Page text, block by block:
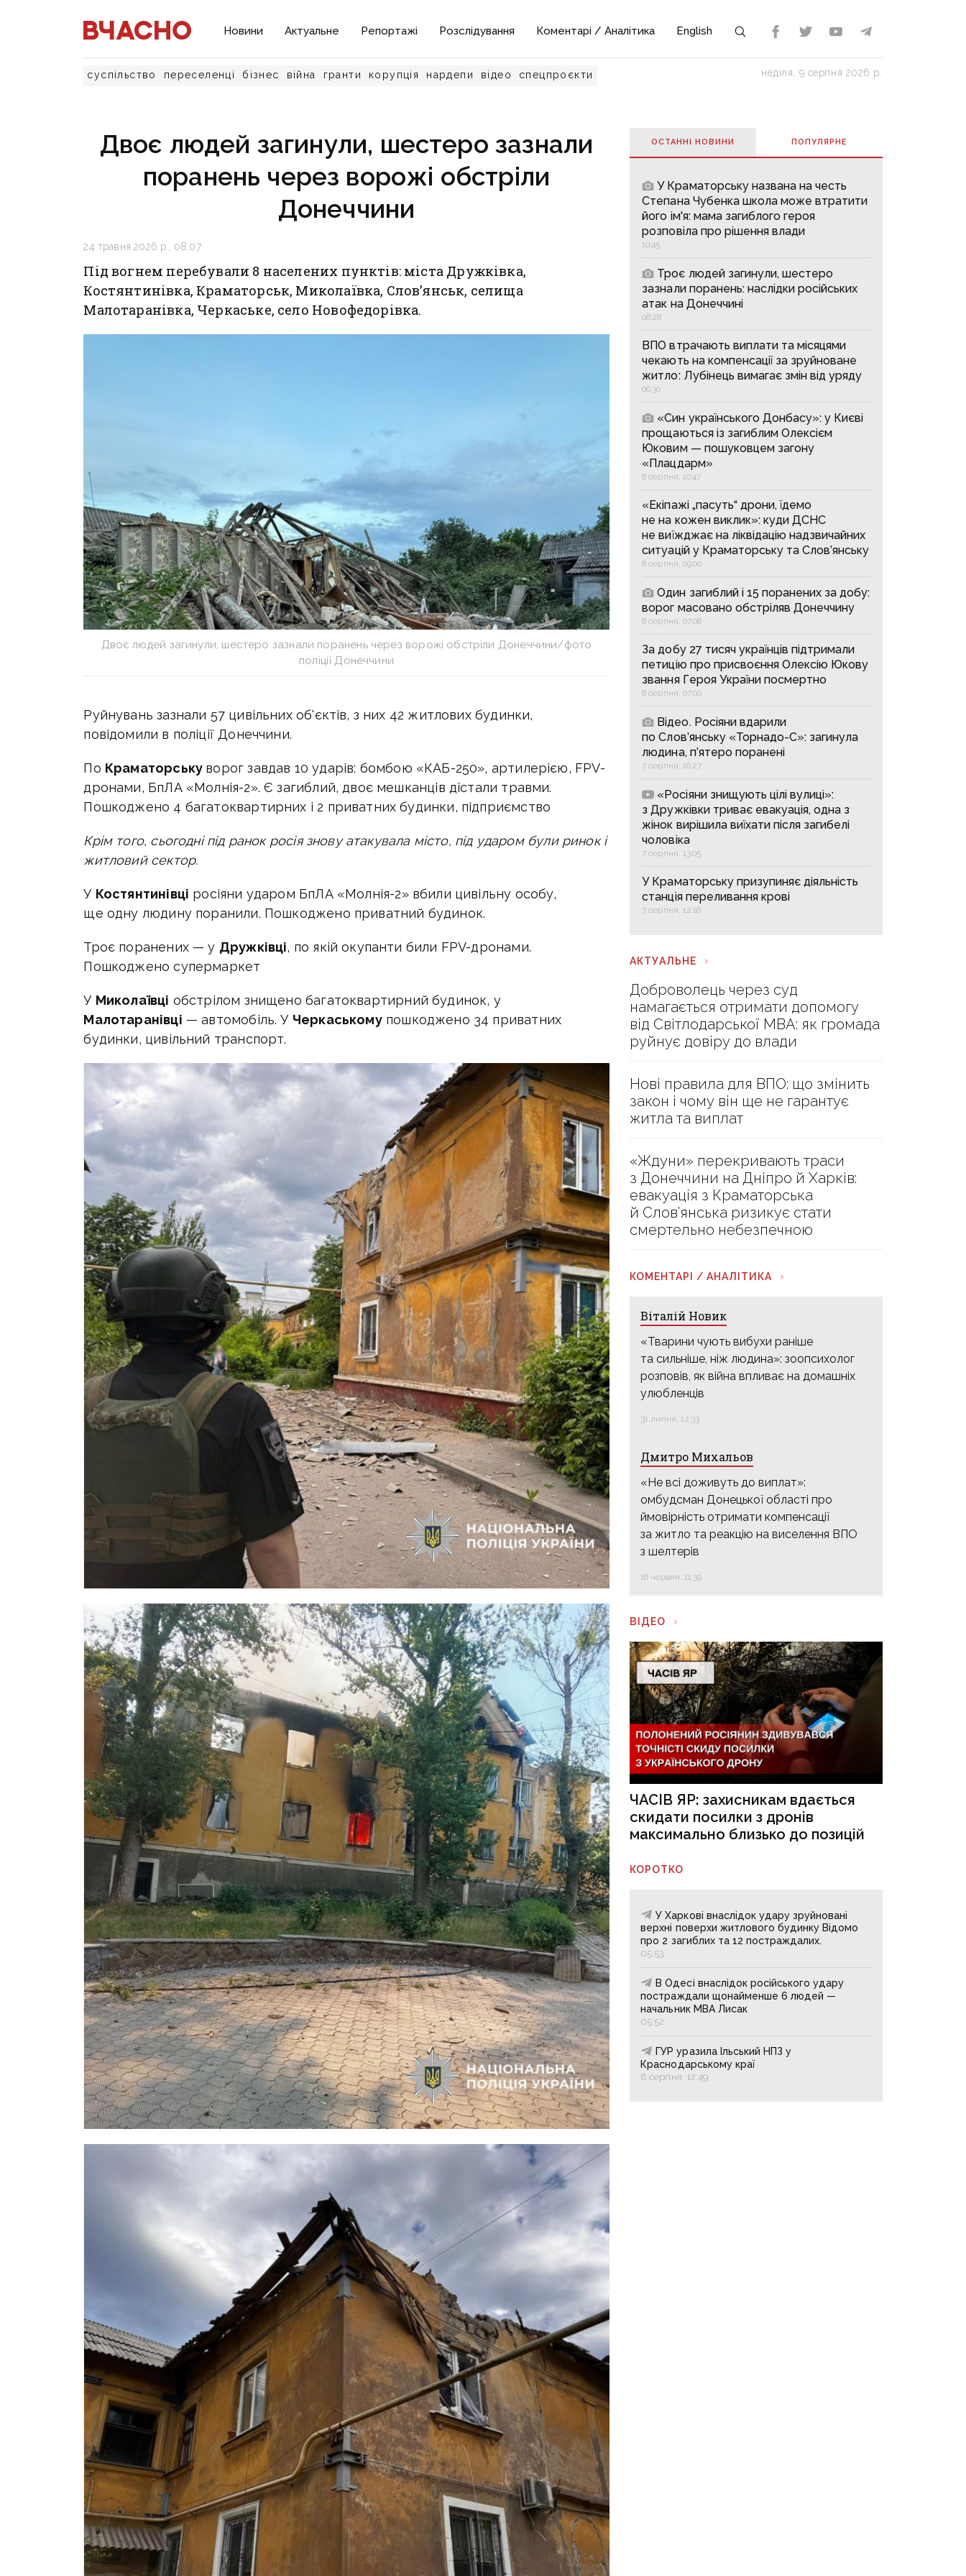
Новини Актуальне Репортажі Розслідування Коментарі / Аналітика English
суспільство переселенці бізнес війна гранти корупція нардепи відео спецпроєкти неділя, 9 серпня 2026 р.
Двоє людей загинули, шестеро зазнали
поранень через ворожі обстріли
Донеччини
24 травня 2026 р., 08:07
Під вогнем перебували 8 населених пунктів: міста Дружківка,
Костянтинівка, Краматорськ, Миколаївка, Слов’янськ, селища
Малотаранівка, Черкаське, село Новофедорівка.
Двоє людей загинули, шестеро зазнали поранень через ворожі обстріли Донеччини/фото
поліції Донеччини
Руйнувань зазнали 57 цивільних об'єктів, з них 42 житлових будинки,
повідомили в поліції Донеччини.
По Краматорську ворог завдав 10 ударів: бомбою «КАБ-250», артилерією, FPV-
дронами, БпЛА «Молнія-2». Є загиблий, двоє мешканців дістали травми.
Пошкоджено 4 багатоквартирних і 2 приватних будинки, підприємство
Крім того, сьогодні під ранок росія знову атакувала місто, під ударом були ринок і
житловий сектор.
У Костянтинівці росіяни ударом БпЛА «Молнія-2» вбили цивільну особу,
ще одну людину поранили. Пошкоджено приватний будинок.
Троє поранених — у Дружківці, по якій окупанти били FPV-дронами.
Пошкоджено супермаркет
У Миколаївці обстрілом знищено багатоквартирний будинок, у
Малотаранівці — автомобіль. У Черкаськомупошкоджено 34 приватних
будинки, цивільний транспорт.
ОСТАННІ НОВИНИ ПОПУЛЯРНE
У Краматорську названа на честь
Степана Чубенка школа може втратити
його ім'я: мама загиблого героя
розповіла про рішення влади
10:45
Троє людей загинули, шестеро
зазнали поранень: наслідки російських
атак на Донеччині
08:28
ВПО втрачають виплати та місяцями
чекають на компенсації за зруйноване
житло: Лубінець вимагає змін від уряду
06:30
«Син українського Донбасу»: у Києві
прощаються із загиблим Олексієм
Юковим — пошуковцем загону
«Плацдарм»
8 серпня, 10:47
«Екіпажі „пасуть“ дрони, їдемо
не на кожен виклик»: куди ДСНС
не виїжджає на ліквідацію надзвичайних
ситуацій у Краматорську та Слов’янську
8 серпня, 09:00
Один загиблий і 15 поранених за добу:
ворог масовано обстріляв Донеччину
8 серпня, 07:08
За добу 27 тисяч українців підтримали
петицію про присвоєння Олексію Юкову
звання Героя України посмертно
8 серпня, 07:00
Відео. Росіяни вдарили
по Слов’янську «Торнадо-С»: загинула
людина, п’ятеро поранені
7 серпня, 16:27
«Росіяни знищують цілі вулиці»:
з Дружківки триває евакуація, одна з
жінок вирішила виїхати після загибелі
чоловіка
7 серпня, 13:05
У Краматорську призупиняє діяльність
станція переливання крові
7 серпня, 12:16
АКТУАЛЬНЕ
Доброволець через суд
намагається отримати допомогу
від Світлодарської МВА: як громада
руйнує довіру до влади
Нові правила для ВПО: що змінить
закон і чому він ще не гарантує
житла та виплат
«Ждуни» перекривають траси
з Донеччини на Дніпро й Харків:
евакуація з Краматорська
й Слов’янська ризикує стати
смертельно небезпечною
КОМЕНТАРІ / АНАЛІТИКА
Віталій Новик
«Тварини чують вибухи раніше
та сильніше, ніж людина»: зоопсихолог
розповів, як війна впливає на домашніх
улюбленців
31 липня, 12:33
Дмитро Михальов
«Не всі доживуть до виплат»:
омбудсман Донецької області про
ймовірність отримати компенсації
за житло та реакцію на виселення ВПО
з шелтерів
16 червня, 11:39
ВІДЕО
ЧАСІВ ЯР: захисникам вдається
скидати посилки з дронів
максимально близько до позицій
КОРОТКО
У Харкові внаслідок удару зруйновані
верхні поверхи житлового будинку Відомо
про 2 загиблих та 12 постраждалих.
05:53
В Одесі внаслідок російського удару
постраждали щонайменше 6 людей —
начальник МВА Лисак
05:52
ГУР уразила Ільський НПЗ у
Краснодарському краї
8 серпня, 12:49